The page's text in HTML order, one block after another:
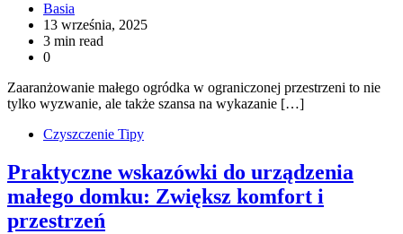
Basia
13 września, 2025
3 min read
0
Zaaranżowanie małego ogródka w ograniczonej przestrzeni to nie
tylko wyzwanie, ale także szansa na wykazanie […]
Czyszczenie Tipy
Praktyczne wskazówki do urządzenia
małego domku: Zwiększ komfort i
przestrzeń